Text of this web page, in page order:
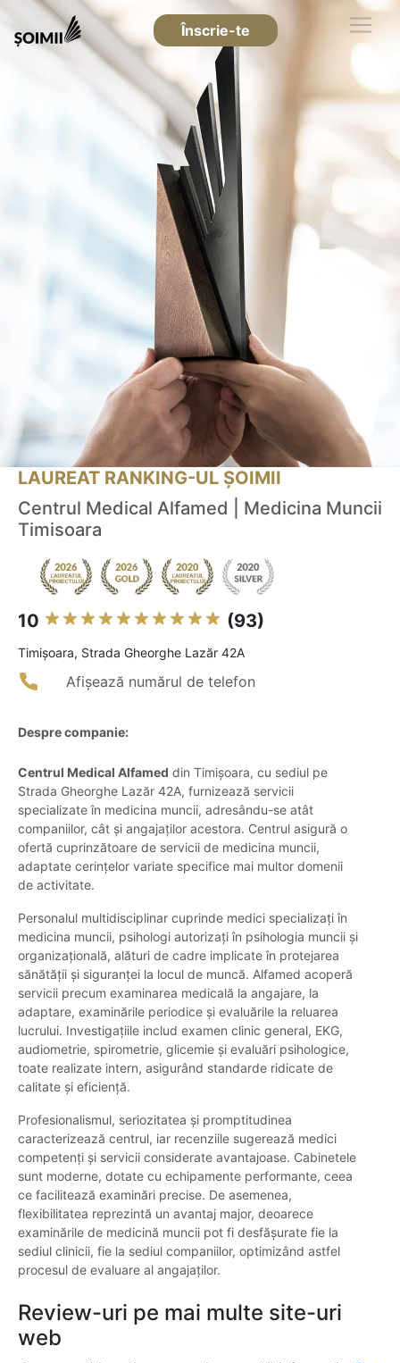
Înscrie-te
LAUREAT RANKING-UL ȘOIMII
Centrul Medical Alfamed | Medicina Muncii
Timisoara
10 (93)
Timişoara, Strada Gheorghe Lazăr 42A
Afișează numărul de telefon
Despre companie:
Centrul Medical Alfamed din Timișoara, cu sediul pe
Strada Gheorghe Lazăr 42A, furnizează servicii
specializate în medicina muncii, adresându-se atât
companiilor, cât și angajaților acestora. Centrul asigură o
ofertă cuprinzătoare de servicii de medicina muncii,
adaptate cerințelor variate specifice mai multor domenii
de activitate.
Personalul multidisciplinar cuprinde medici specializați în
medicina muncii, psihologi autorizați în psihologia muncii și
organizațională, alături de cadre implicate în protejarea
sănătății și siguranței la locul de muncă. Alfamed acoperă
servicii precum examinarea medicală la angajare, la
adaptare, examinările periodice și evaluările la reluarea
lucrului. Investigațiile includ examen clinic general, EKG,
audiometrie, spirometrie, glicemie și evaluări psihologice,
toate realizate intern, asigurând standarde ridicate de
calitate și eficiență.
Profesionalismul, seriozitatea și promptitudinea
caracterizează centrul, iar recenziile sugerează medici
competenți și servicii considerate avantajoase. Cabinetele
sunt moderne, dotate cu echipamente performante, ceea
ce facilitează examinări precise. De asemenea,
flexibilitatea reprezintă un avantaj major, deoarece
examinările de medicină muncii pot fi desfășurate fie la
sediul clinicii, fie la sediul companiilor, optimizând astfel
procesul de evaluare al angajaților.
Review-uri pe mai multe site-uri
web